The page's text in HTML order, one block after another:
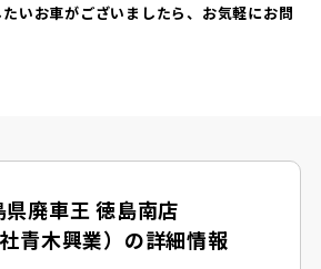
いお車がございましたら、お気軽にお問
県廃車王 徳島南店
社青木興業）の詳細情報